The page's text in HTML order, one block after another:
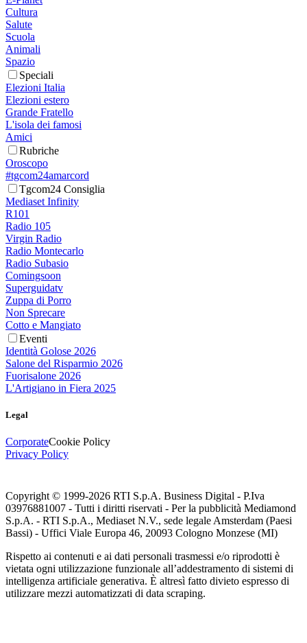
Cultura
Salute
Scuola
Animali
Spazio
Speciali
Elezioni Italia
Elezioni estero
Grande Fratello
L'isola dei famosi
Amici
Rubriche
Oroscopo
#tgcom24amarcord
Tgcom24 Consiglia
Mediaset Infinity
R101
Radio 105
Virgin Radio
Radio Montecarlo
Radio Subasio
Comingsoon
Superguidatv
Zuppa di Porro
Non Sprecare
Cotto e Mangiato
Eventi
Identità Golose 2026
Salone del Risparmio 2026
Fuorisalone 2026
L'Artigiano in Fiera 2025
Legal
CorporateCookie Policy
Privacy Policy
Copyright © 1999-2026 RTI S.p.A. Business Digital - P.Iva
03976881007 - Tutti i diritti riservati - Per la pubblicità Mediamond
S.p.A. - RTI S.p.A., Mediaset N.V., sede legale Amsterdam (Paesi
Bassi) - Uffici Viale Europa 46, 20093 Cologno Monzese (MI)
Rispetto ai contenuti e ai dati personali trasmessi e/o riprodotti è
vietata ogni utilizzazione funzionale all’addestramento di sistemi di
intelligenza artificiale generativa. È altresì fatto divieto espresso di
utilizzare mezzi automatizzati di data scraping.